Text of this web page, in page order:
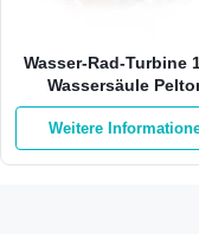
Wasser-Rad-Turbine
Wassersäule
Wasserturbine-
750kw Pelton
Weitere